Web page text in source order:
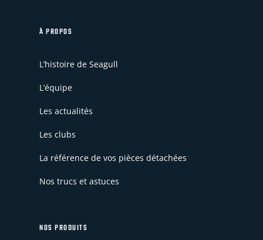
À PROPOS
L’histoire de Seagull
L’équipe
Les actualités
Les clubs
La référence de vos pièces détachées
Nos trucs et astuces
NOS PRODUITS